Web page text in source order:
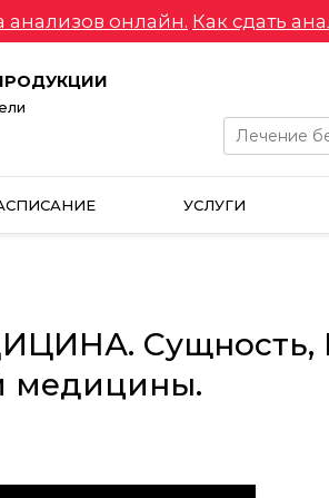
анализов онлайн. Как сдать
УСЛУГИ
медицины.